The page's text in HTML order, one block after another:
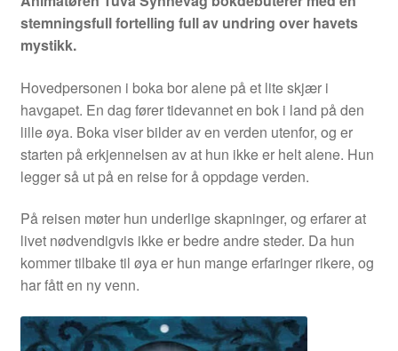
stemningsfull fortelling full av undring over havets
mystikk.
Hovedpersonen i boka bor alene på et lite skjær i
havgapet. En dag fører tidevannet en bok i land på den
lille øya. Boka viser bilder av en verden utenfor, og er
starten på erkjennelsen av at hun ikke er helt alene. Hun
legger så ut på en reise for å oppdage verden.
På reisen møter hun underlige skapninger, og erfarer at
livet nødvendigvis ikke er bedre andre steder. Da hun
kommer tilbake til øya er hun mange erfaringer rikere, og
har fått en ny venn.